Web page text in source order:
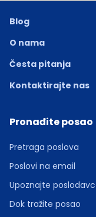
Blog
O nama
Česta pitanja
Kontaktirajte nas
Pronađite posao
Pretraga poslova
Poslovi na email
Upoznajte
Dok tražite posao